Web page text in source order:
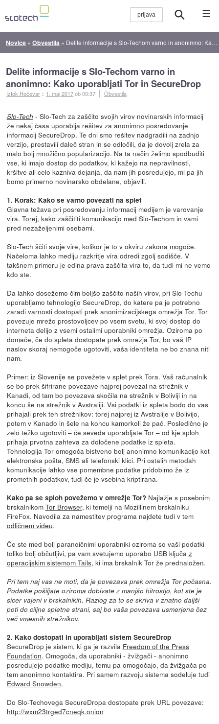
☰
Novice »Obvestila » Delite informacije s Slo-Techom varno in anonimno: Kako uporabljati Tor in SecureDrop
Delite informacije s Slo-Techom varno in
anonimno: Kako uporabljati Tor in SecureDrop
Iztok Hočevar :: 1. maj 2017ob 00:37 Obvestila
Slo-Tech - Slo-Tech za zaščito svojih virov novinarskih informacij
že nekaj časa uporablja rešitev za anonimno posredovanje
informacij SecureDrop. Te dni smo rešitev nadgradili na zadnjo
verzijo, prestavili daleč stran in se odločili, da je dovolj zrela za
malo bolj množično popularizacijo. Na ta način želimo spodbuditi
vse, ki imajo dostop do podatkov, ki kažejo na nepravilnosti,
kršitve ali celo kazniva dejanja, da nam jih posredujejo, mi pa jih
bomo primerno novinarsko obdelane, objavili.
1. Korak: Kako se varno povezati na splet
Glavna težava pri posredovanju informacij medijem je varovanje
vira. Torej, kako zaščititi komunikacijo med Slo-Techom in vami
pred nezaželjenimi osebami.
Slo-Tech ščiti svoje vire, kolikor je to v okviru zakona mogoče.
Načeloma lahko mediju razkritje vira odredi zgolj sodišče. V
takšnem primeru je edina prava zaščita vira to, da tudi mi ne vemo
kdo ste.
Da lahko dosežemo čim boljšo zaščito naših virov, pri Slo-Techu
uporabljamo tehnologijo SecureDrop, do katere pa je potrebno
zaradi varnosti dostopati prek anonimizacijskega omrežja Tor. Tor
povezuje mrežo prostovoljcev po vsem svetu, ki svoj dostop do
interneta delijo z vsemi ostalimi uporabniki omrežja. Oziroma po
domače, če do spleta dostopate prek omrežja Tor, bo vaš IP
naslov skoraj nemogoče ugotoviti, vaša identiteta ne bo znana niti
nam.
Primer: iz Slovenije se povežete v splet prek Tora. Vaš računalnik
se bo prek šifrirane povezave najprej povezal na strežnik v
Kanadi, od tam bo povezava skočila na strežnik v Boliviji in na
koncu še na strežnik v Avstraliji. Vsi podatki iz spleta bodo do vas
prihajali prek teh strežnikov: torej najprej iz Avstralije v Bolivijo,
potem v Kanado in šele na koncu kamorkoli že pač. Posledično je
zelo težko ugotoviti – če seveda uporabljate Tor – od kje sploh
prihaja prvotna zahteva za določene podatke iz spleta.
Tehnologija Tor omogoča bistveno bolj anonimno komunikacijo kot
elektronska pošta, SMS ali telefonski klici. Pri ostalih metodah
komunikacije lahko vse pomembne podatke pridobimo že iz
prometnih podatkov, tudi če je vsebina kriptirana.
Kako pa se sploh povežemo v omrežje Tor?Najlažje s posebnim
brskalnikom Tor Browser, ki temelji na Mozillinem brskalniku
FireFox. Navodila za namestitev programa najdete tudi v tem
odličnem videu.
Če ste med bolj paranoičnimi uporabniki oziroma so vaši podatki
toliko bolj občutljivi, pa vam svetujemo uporabo USB ključa z
operacijskim sistemom Tails, ki ima brskalnik Tor že prednaložen.
Pri tem naj vas ne moti, da je povezava prek omrežja Tor počasna.
Podatke pošiljate oziroma dobivate z manjšo hitrostjo, kot ste je
sicer vajeni v brskalnikih. Razlog za to se skriva v znatno daljši
poti do ciljne spletne strani, saj bo vaša povezava usmerjena čez
več vmesnih strežnikov.
2. Kako dostopati in uporabljati sistem SecureDrop
SecureDrop je sistem, ki ga je razvila Freedom of the Press
Foundation. Omogoča, da uporabniki - žvižgači - anonimno
posredujejo podatke mediju, temu pa omogočajo, da žvižgača po
tem anonimno kontaktira. Pri samem razvoju sistema sodeluje tudi
Edward Snowden.
Do Slo-Techovega SecureDropa dostopate prek URL povezave:
http://wxm23trged7cneqk.onion